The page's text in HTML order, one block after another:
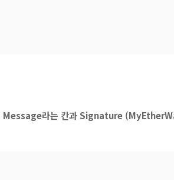
Message라는 칸과 Signature